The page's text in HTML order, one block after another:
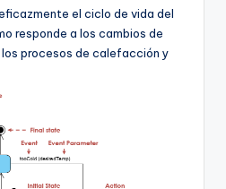
el ciclo de vida del
responde a los cambios de
procesos de calefacción y